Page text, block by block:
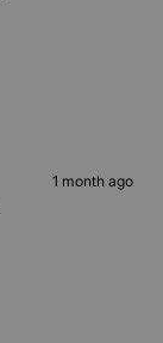
1 month ago